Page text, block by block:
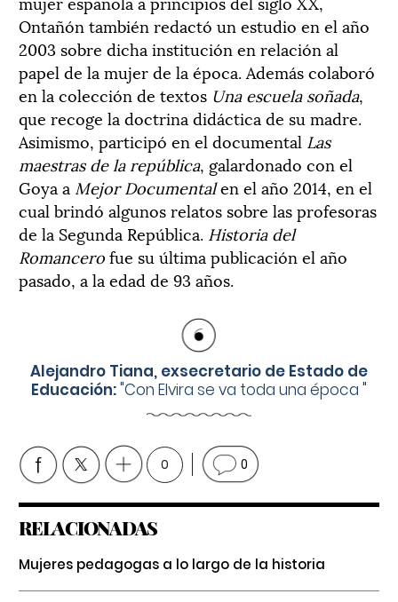
Ontañón también redactó un estudio en el año
2003 sobre dicha institución en relación al
papel de la mujer de la época. Además colaboró
en la colección de textos Una escuela soñada,
que recoge la doctrina didáctica de su madre.
Asimismo, participó en el documental Las
maestras de la república, galardonado con el
Goya a Mejor Documentalen el año 2014, en el
cual brindó algunos relatos sobre las profesoras
de la Segunda República. Historia del
Romancerofue su última publicación el año
pasado, a la edad de 93 años.
Alejandro Tiana, exsecretario de Estado de
Educación:"Con Elvira se va toda una época "
0 0
RELACIONADAS
Mujeres pedagogas a lo largo de la historia